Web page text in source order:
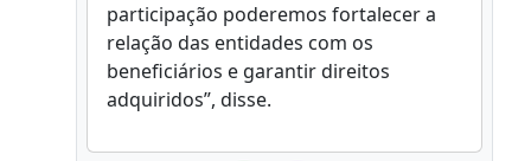
participação poderemos fortalecer a
relação das entidades com os
beneficiários e garantir direitos
adquiridos”, disse.